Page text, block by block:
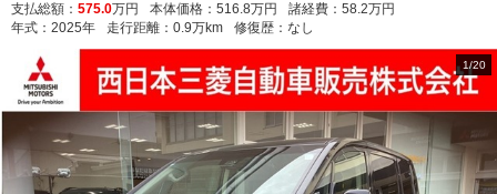
支払総額： 575.0万円 本体価格： 516.8万円 諸経費： 58.2万円
年式： 2025年 走行距離： 0.9万km 修復歴： なし
1/20